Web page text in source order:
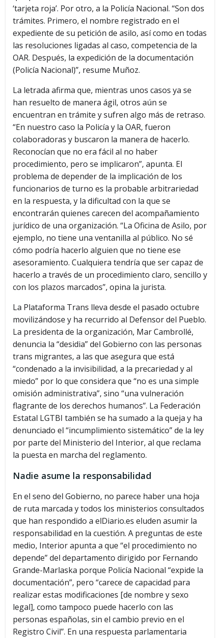
‘tarjeta roja’. Por otro, a la Policía Nacional. “Son dos
trámites. Primero, el nombre registrado en el
expediente de su petición de asilo, así como en todas
las resoluciones ligadas al caso, competencia de la
OAR. Después, la expedición de la documentación
(Policía Nacional)”, resume Muñoz.
La letrada afirma que, mientras unos casos ya se
han resuelto de manera ágil, otros aún se
encuentran en trámite y sufren algo más de retraso.
“En nuestro caso la Policía y la OAR, fueron
colaboradoras y buscaron la manera de hacerlo.
Reconocían que no era fácil al no haber
procedimiento, pero se implicaron”, apunta. El
problema de depender de la implicación de los
funcionarios de turno es la probable arbitrariedad
en la respuesta, y la dificultad con la que se
encontrarán quienes carecen del acompañamiento
jurídico de una organización. “La Oficina de Asilo, por
ejemplo, no tiene una ventanilla al público. No sé
cómo podría hacerlo alguien que no tiene ese
asesoramiento. Cualquiera tendría que ser capaz de
hacerlo a través de un procedimiento claro, sencillo y
con los plazos marcados”, opina la jurista.
La Plataforma Trans lleva desde el pasado octubre
movilizándose y ha recurrido al Defensor del Pueblo.
La presidenta de la organización, Mar Cambrollé,
denuncia la “desidia” del Gobierno con las personas
trans migrantes, a las que asegura que está
“condenado a la invisibilidad, a la precariedad y al
miedo” por lo que considera que “no es una simple
omisión administrativa”, sino “una vulneración
flagrante de los derechos humanos”. La Federación
Estatal LGTBI también se ha sumado a la queja y ha
denunciado el “incumplimiento sistemático” de la ley
por parte del Ministerio del Interior, al que reclama
la puesta en marcha del reglamento.
Nadie asume la responsabilidad
En el seno del Gobierno, no parece haber una hoja
de ruta marcada y todos los ministerios consultados
que han respondido a elDiario.es eluden asumir la
responsabilidad en la cuestión. A preguntas de este
medio, Interior apunta a que “el procedimiento no
depende” del departamento dirigido por Fernando
Grande-Marlaska porque Policía Nacional “expide la
documentación”, pero “carece de capacidad para
realizar estas modificaciones [de nombre y sexo
legal], como tampoco puede hacerlo con las
personas españolas, sin el cambio previo en el
Registro Civil”. En una respuesta parlamentaria